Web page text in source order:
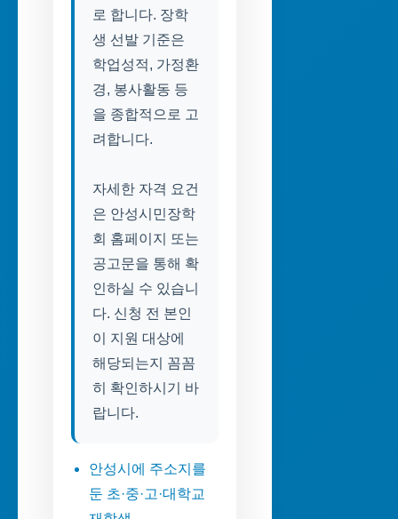
로 합니다. 장학
생 선발 기준은
학업성적, 가정환
경, 봉사활동 등
을 종합적으로 고
려합니다.
자세한 자격 요건
은 안성시민장학
회 홈페이지 또는
공고문을 통해 확
인하실 수 있습니
다. 신청 전 본인
이 지원 대상에
해당되는지 꼼꼼
히 확인하시기 바
랍니다.
안성시에 주소지를
둔 초·중·고·대학교